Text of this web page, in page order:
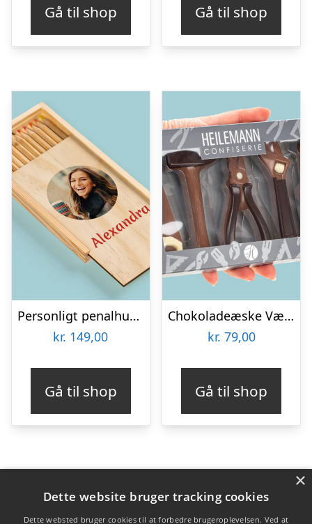
Gå til shop Gå til shop
Personligt penalhus med foto & tekst
kr. 149,00
Gå til shop
Chokoladeæske Værktøj
kr. 79,00
Gå til shop
Varekategorier
Produkter
×
Dette website bruger tracking cookies
Dette websted bruger cookies til at forbedre brugeroplevelsen. Ved at